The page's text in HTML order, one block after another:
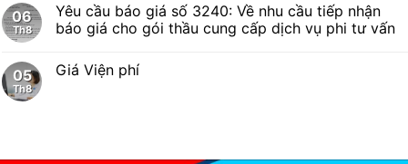
06
Th8
Yêu cầu báo giá số 3240: Về nhu cầu tiếp nhận
báo giá cho gói thầu cung cấp dịch vụ phi tư vấn
05
Th8
Giá Viện phí